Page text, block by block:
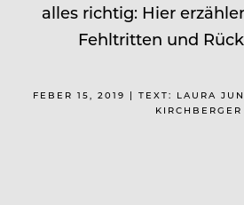
alles richtig: Hier
Fehltritten und
FEBER 15, 2019 | TEXT: LAURA
KIRCHBERGER